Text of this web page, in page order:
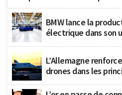
BMW lance la
électrique dans son
L’Allemagne
drones dans les